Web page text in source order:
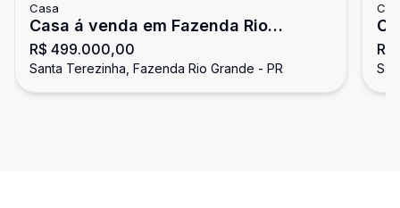
Casa
Casa á venda em Fazenda Rio
Grande//PR
R$ 499.000,00
Santa Terezinha, Fazenda Rio Grande - PR